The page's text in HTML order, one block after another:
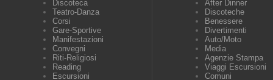
Discoteca
Teatro-Danza
Corsi
Gare-Sportive
Manifestazioni
Convegni
Riti-Religiosi
Reading
Escursioni
After Dinner
Discoteche
Benessere
Divertimenti
Auto/Moto
Media
Agenzie Stampa
Viaggi Escursioni
Comuni